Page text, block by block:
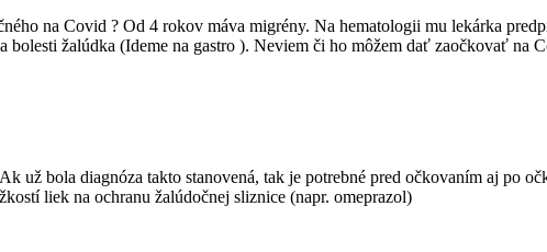
na Covid ? Od 4 rokov máva migrény. Na hematologii mu lekárka
žalúdka (Ideme na gastro ). Neviem či ho môžem dať zaočkovať na
už bola diagnóza takto stanovená, tak je potrebné pred očkovaním aj po
liek na ochranu žalúdočnej sliznice (napr. omeprazol)